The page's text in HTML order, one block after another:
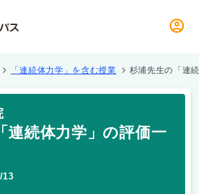
「連続体力学」を含む授業 杉浦先生の「連
連続体力学」の評価一
13